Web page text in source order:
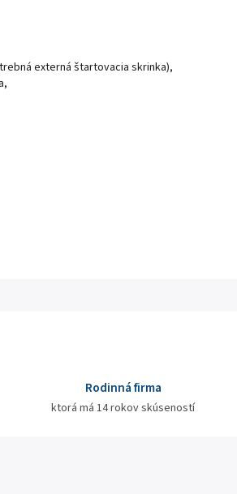
externá štartovacia skrinka),
Rodinná firma
ktorá má 14 rokov skúseností